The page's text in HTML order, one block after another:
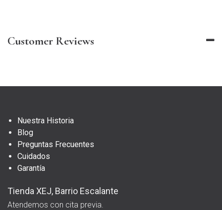
Customer Reviews
Nuestra Historia
Blog
Preguntas Frecuentes
Cuidados
Garantía
Tienda XEJ, Barrio Escalante
Atendemos con cita previa.